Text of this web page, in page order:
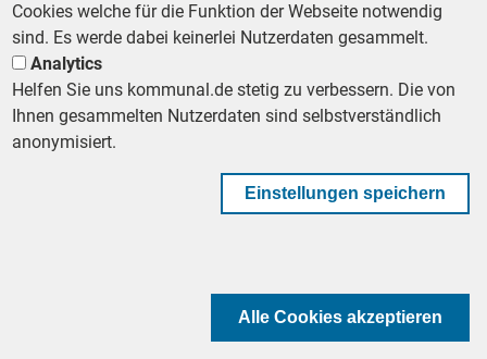
Footer First Navigation
MESSE KOMMUNAL LESERSERVICE AGB DATENSCHUTZ
IMPRESSUM
KOMMUNALBESCHAFFUNG
Footer Second Navigation
Cookies welche für die Funktion der Webseite notwendig
sind. Es werde dabei keinerlei Nutzerdaten gesammelt.
Analytics
Helfen Sie uns kommunal.de stetig zu verbessern. Die von
Ihnen gesammelten Nutzerdaten sind selbstverständlich
anonymisiert.
Einstellungen speichern
Alle Cookies akzeptieren